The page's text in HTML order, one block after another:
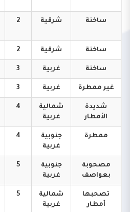
ساخنة شرقية 2
ساخنة شرقية 2
ساخنة غربية 3
غير ممطرة غربية 3
شديدة
الأمطار
شمالية
غربية
4
ممطرة
جنوبية
غربية
4
مصحوبة
بعواصف
جنوبية
غربية
5
تصحبها
أمطار
شمالية
غربية
5